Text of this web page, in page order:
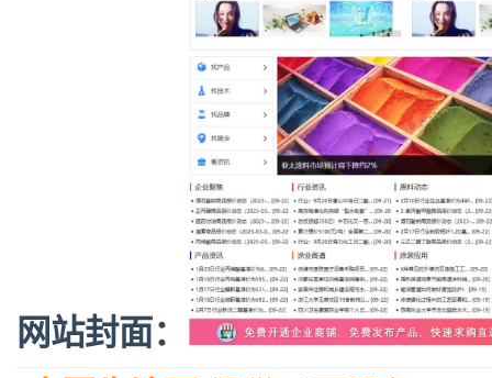
网站封面：